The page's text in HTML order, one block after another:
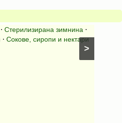
>
⋅ Стерилизирана зимнина ⋅
⋅ Сокове, сиропи и нектари